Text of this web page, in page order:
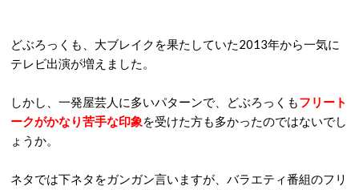
どぶろっくも、大ブレイクを果たしていた2013年から一気に
テレビ出演が増えました。
しかし、一発屋芸人に多いパターンで、どぶろっくもフリート
ークがかなり苦手な印象を受けた方も多かったのではないでし
ょうか。
ネタでは下ネタをガンガン言いますが、バラエティ番組のフリ